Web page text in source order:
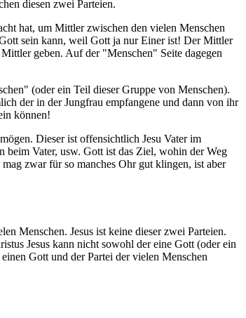
diesen zwei Parteien.
hat, um Mittler zwischen den vielen Menschen
sein kann, weil Gott ja nur Einer ist! Der Mittler
geben. Auf der "Menschen" Seite dagegen
(oder ein Teil dieser Gruppe von Menschen).
der in der Jungfrau empfangene und dann von ihr
können!
Dieser ist offensichtlich Jesu Vater im
beim Vater, usw. Gott ist das Ziel, wohin der Weg
zwar für so manches Ohr gut klingen, ist aber
Menschen. Jesus ist keine dieser zwei Parteien.
Jesus kann nicht sowohl der eine Gott (oder ein
Gott und der Partei der vielen Menschen